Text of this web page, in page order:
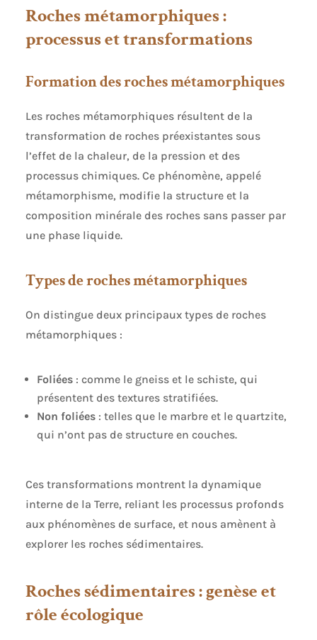
Roches métamorphiques :
processus et transformations
Formation des roches métamorphiques
Les roches métamorphiques résultent de la
transformation de roches préexistantes sous
l’effet de la chaleur, de la pression et des
processus chimiques. Ce phénomène, appelé
métamorphisme, modifie la structure et la
composition minérale des roches sans passer par
une phase liquide.
Types de roches métamorphiques
On distingue deux principaux types de roches
métamorphiques :
Foliées: comme le gneiss et le schiste, qui
présentent des textures stratifiées.
Non foliées: telles que le marbre et le quartzite,
qui n’ont pas de structure en couches.
Ces transformations montrent la dynamique
interne de la Terre, reliant les processus profonds
aux phénomènes de surface, et nous amènent à
explorer les roches sédimentaires.
Roches sédimentaires : genèse et
rôle écologique